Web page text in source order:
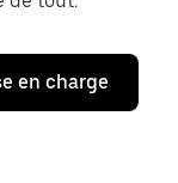
en charge